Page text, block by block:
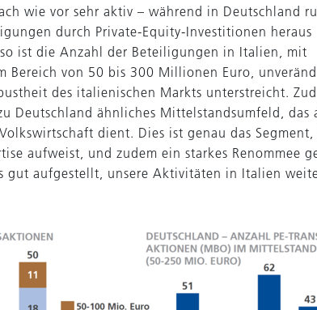
wie vor sehr aktiv – während in Deutschland
durch Private-Equity-Investitionen heraus
ist die Anzahl der Beteiligungen in Italien, mit
Bereich von 50 bis 300 Millionen Euro,
des italienischen Markts unterstreicht.
Deutschland ähnliches Mittelstandsumfeld, das
dient. Dies ist genau das
aufweist, und zudem ein starkes Renommee
gut aufgestellt, unsere Aktivitäten in Italien